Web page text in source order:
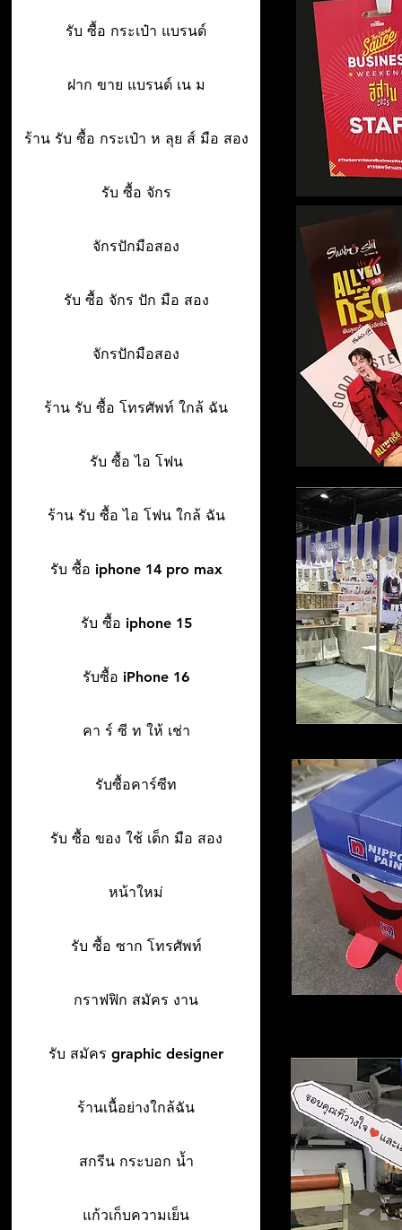
รับ ซื้อ กระเป๋า แบรนด์
ฝาก ขาย แบรนด์ เน ม
ร้าน รับ ซื้อ กระเป๋า ห ลุย ส์ มือ สอง
รับ ซื้อ จักร
จักรปักมือสอง
รับ ซื้อ จักร ปัก มือ สอง
จักรปักมือสอง
ร้าน รับ ซื้อ โทรศัพท์ ใกล้ ฉัน
รับ ซื้อ ไอ โฟน
ร้าน รับ ซื้อ ไอ โฟน ใกล้ ฉัน
รับ ซื้อ iphone 14 pro max
รับ ซื้อ iphone 15
รับซื้อ iPhone 16
คา ร์ ซี ท ให้ เช่า
รับซื้อคาร์ซีท
รับ ซื้อ ของ ใช้ เด็ก มือ สอง
หน้าใหม่
รับ ซื้อ ซาก โทรศัพท์
กราฟฟิก สมัคร งาน
รับ สมัคร graphic designer
ร้านเนื้อย่างใกล้ฉัน
สกรีน กระบอก น้ำ
แก้วเก็บความเย็น